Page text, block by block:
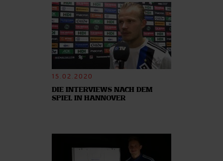
15.02.2020
DIE INTERVIEWS NACH DEM
SPIEL IN HANNOVER